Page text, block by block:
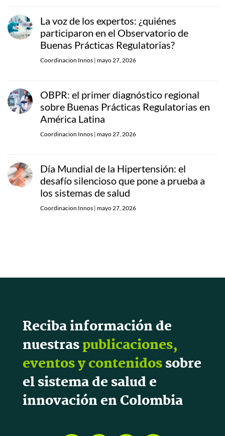
La voz de los expertos: ¿quiénes
participaron en el Observatorio de
Buenas Prácticas Regulatorias?
Coordinacion Innos | mayo 27, 2026
OBPR: el primer diagnóstico regional
sobre Buenas Prácticas Regulatorias en
América Latina
Coordinacion Innos | mayo 27, 2026
Día Mundial de la Hipertensión: el
desafío silencioso que pone a prueba a
los sistemas de salud
Coordinacion Innos | mayo 27, 2026
Reciba información de
nuestraspublicaciones,
eventos y contenidossobre
el sistema de salud e
innovación en Colombia